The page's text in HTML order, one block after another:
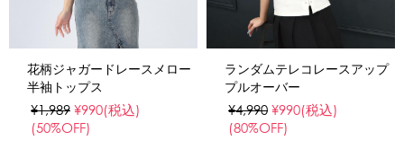
花柄ジャガードレースメロー
半袖トップス
¥1,989 ¥990(税込)
(50%OFF)
ランダムテレコレースアップ
プルオーバー
¥4,990 ¥990(税込)
(80%OFF)